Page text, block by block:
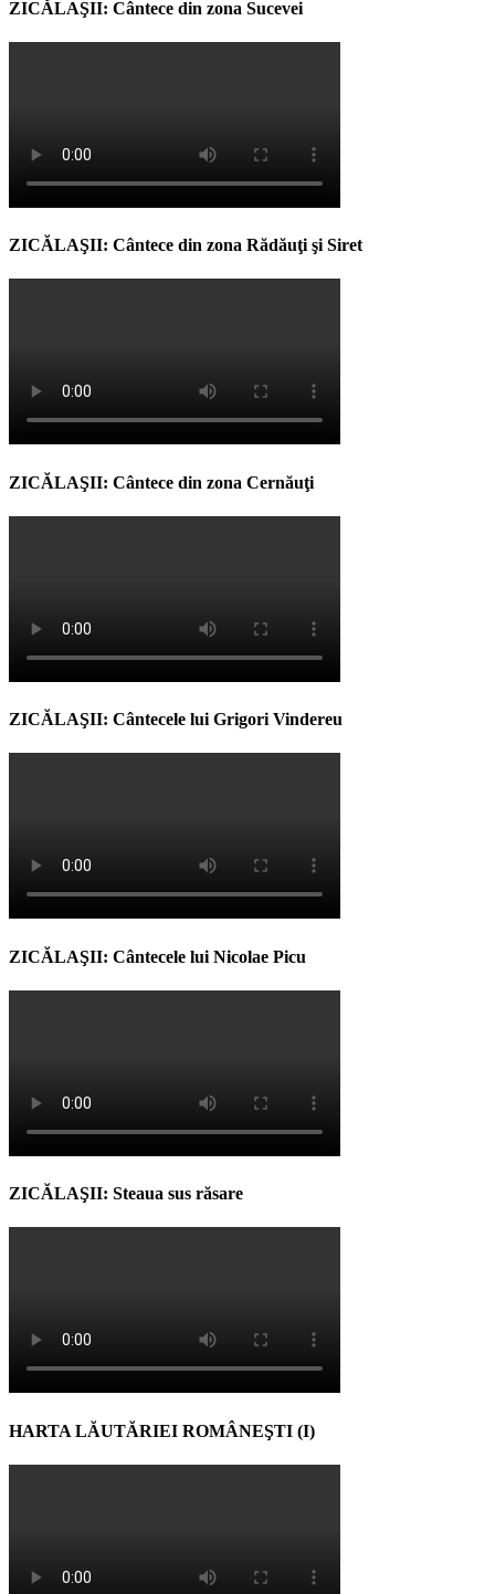
ZICĂLAŞII: Cântece din zona Sucevei
ZICĂLAŞII: Cântece din zona Rădăuţi şi Siret
ZICĂLAŞII: Cântece din zona Cernăuţi
ZICĂLAŞII: Cântecele lui Grigori Vindereu
ZICĂLAŞII: Cântecele lui Nicolae Picu
ZICĂLAŞII: Steaua sus răsare
HARTA LĂUTĂRIEI ROMÂNEŞTI (I)